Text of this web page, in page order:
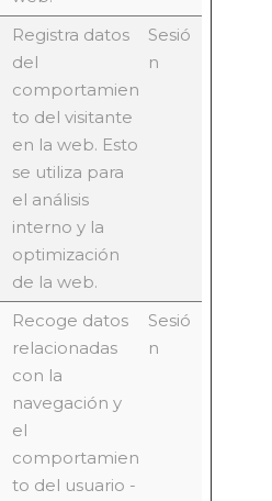
Registra datos
del
comportamien
to del visitante
en la web. Esto
se utiliza para
el análisis
interno y la
optimización
de la web.
Sesió
n
Recoge datos
relacionadas
con la
navegación y
el
comportamien
to del usuario -
Sesió
n